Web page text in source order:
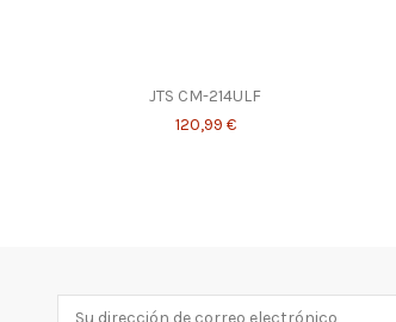
JTS CM-214ULF
120,99 €